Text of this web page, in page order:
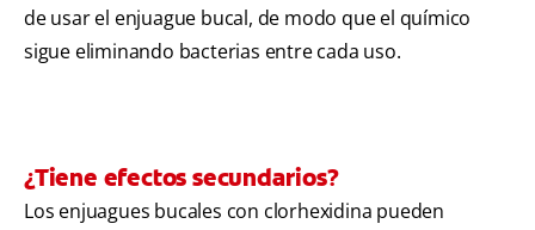
de usar el enjuague bucal, de modo que el químico
sigue eliminando bacterias entre cada uso.
¿Tiene efectos secundarios?
Los enjuagues bucales con clorhexidina pueden